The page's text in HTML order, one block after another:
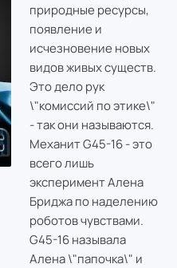
природные ресурсы,
появление и
исчезновение новых
видов живых существ.
Это дело рук
\"комиссий по этике\"
- так они называются.
Механит G45-16 - это
всего лишь
эксперимент Алена
Бриджа по наделению
роботов чувствами.
G45-16 называла
Алена \"папочка\" и